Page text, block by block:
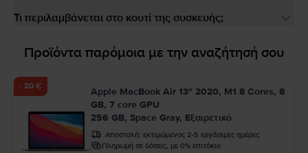
Τι περιλαμβάνεται στο κουτί της συσκευής;
Προϊόντα παρόμοια με την αναζήτησή σου
- 20 €
Apple MacBook Air 13″ 2020, M1 8 Cores, 8
GB, 7 core GPU
256 GB, Space Gray, Εξαιρετικό
Αποστολή: εκτιμώμενος 2-5 εργάσιμες ημέρες
Πληρωμή σε δόσεις, με 0% επιτόκιο